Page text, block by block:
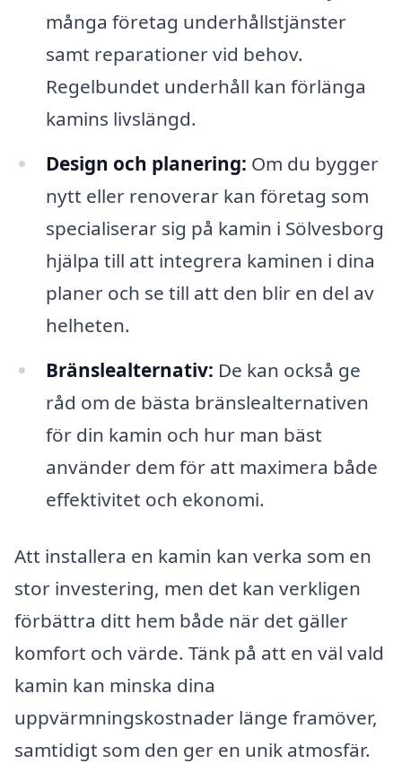
många företag underhållstjänster
samt reparationer vid behov.
Regelbundet underhåll kan förlänga
kamins livslängd.
Design och planering: Om du bygger
nytt eller renoverar kan företag som
specialiserar sig på kamin i Sölvesborg
hjälpa till att integrera kaminen i dina
planer och se till att den blir en del av
helheten.
Bränslealternativ: De kan också ge
råd om de bästa bränslealternativen
för din kamin och hur man bäst
använder dem för att maximera både
effektivitet och ekonomi.
Att installera en kamin kan verka som en
stor investering, men det kan verkligen
förbättra ditt hem både när det gäller
komfort och värde. Tänk på att en väl vald
kamin kan minska dina
uppvärmningskostnader länge framöver,
samtidigt som den ger en unik atmosfär.